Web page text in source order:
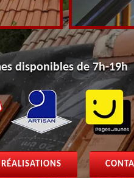
disponibles de 7h-19h